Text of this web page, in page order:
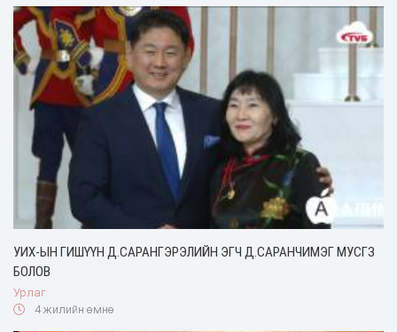
УИХ-ЫН ГИШҮҮН Д.САРАНГЭРЭЛИЙН ЭГЧ Д.САРАНЧИМЭГ МУСГЗ
БОЛОВ
Урлаг
4 жилийн өмнө